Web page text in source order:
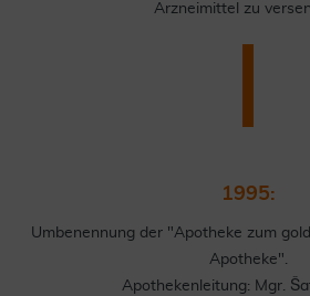
Arzneimittel zu
1995:
Umbenennung der "Apotheke zum
Apotheke".
Apothekenleitung: Mgr.